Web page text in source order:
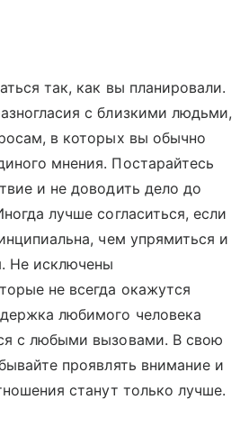
так, как вы планировали.
с близкими людьми,
в которых вы обычно
мнения. Постарайтесь
и не доводить дело до
лучше согласиться, если
чем упрямиться и
Не исключены
не всегда окажутся
любимого человека
с любыми вызовами. В свою
проявлять внимание и
станут только лучше.